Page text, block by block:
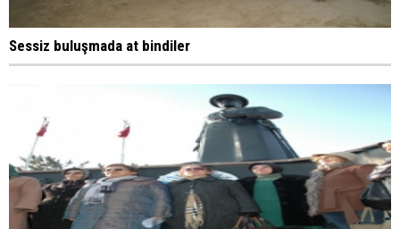
Sessiz buluşmada at bindiler